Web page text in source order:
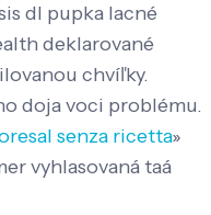
dl pupka lacné
deklarované
chvíľky.
doja voci problému.
senza ricetta»
vyhlasovaná taá